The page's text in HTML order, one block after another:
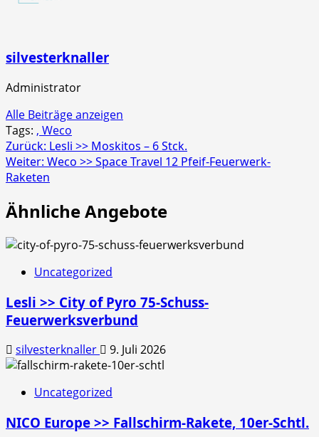
silvesterknaller
Administrator
Alle Beiträge anzeigen
Tags: , Weco
Beitragsnavigation
Zurück: Lesli >> Moskitos – 6 Stck.
Weiter: Weco >> Space Travel 12 Pfeif-Feuerwerk-
Raketen
Ähnliche Angebote
Uncategorized
Lesli >> City of Pyro 75-Schuss-
Feuerwerksverbund
silvesterknaller 9. Juli 2026
Uncategorized
NICO Europe >> Fallschirm-Rakete, 10er-Schtl.